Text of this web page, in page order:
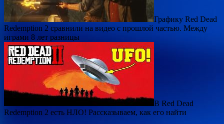
Графику Red Dead
Redemption 2 сравнили на видео с прошлой частью. Между
играми 8 лет разницы
В Red Dead
Redemption 2 есть НЛО! Рассказываем, как его найти